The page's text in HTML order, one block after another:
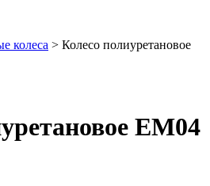
колеса > Колесо полиуретановое
EM04